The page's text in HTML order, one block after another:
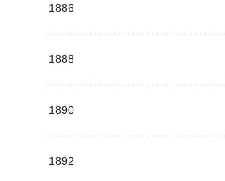
1886
1888
1890
1892